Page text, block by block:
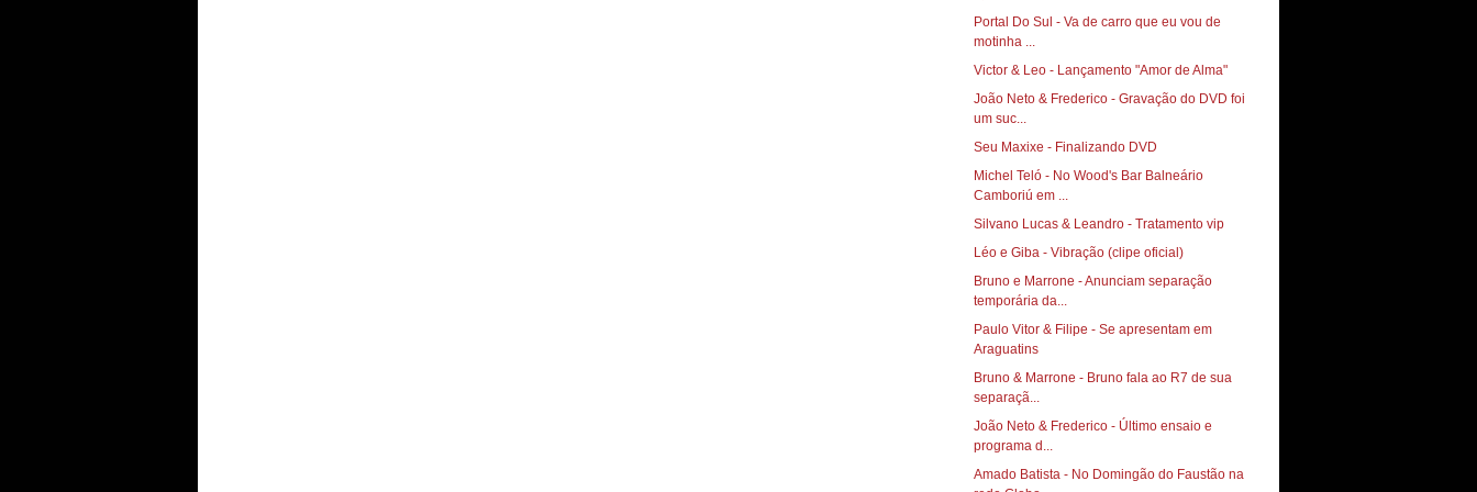
Portal Do Sul - Va de carro que eu vou de
motinha ...
Victor & Leo - Lançamento "Amor de Alma"
João Neto & Frederico - Gravação do DVD foi
um suc...
Seu Maxixe - Finalizando DVD
Michel Teló - No Wood's Bar Balneário
Camboriú em ...
Silvano Lucas & Leandro - Tratamento vip
Léo e Giba - Vibração (clipe oficial)
Bruno e Marrone - Anunciam separação
temporária da...
Paulo Vitor & Filipe - Se apresentam em
Araguatins‏
Bruno & Marrone - Bruno fala ao R7 de sua
separaçã...
João Neto & Frederico - Último ensaio e
programa d...
Amado Batista - No Domingão do Faustão na